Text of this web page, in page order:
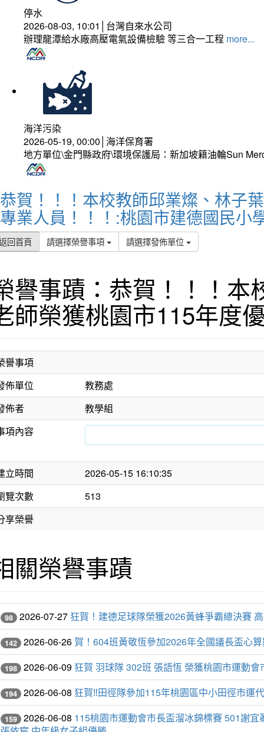
停水
2026-08-03, 10:01│台灣自來水公司
辦理龍潭給水廠高壓電氣設備檢驗 等三合一工程 more...
海洋污染
2026-05-19, 00:00│海洋保育署
地方單位\金門縣政府\環境保護局：新加坡籍油輪Sun
恭賀！！！本校教師邱業燦、林子
專業人員！！！:桃園市建德國民小
回首頁 請選擇榮譽事項 請選擇發佈單位
譽事蹟：恭賀！！！本
師榮獲桃園市115年度
譽事項
佈單位
教務處
佈者
教學組
項內容
立時間
2026-05-15 16:10:35
覽次數
513
享榮譽
關榮譽事蹟
98 2026-07-27 狂賀！建德足球隊榮獲2026黃蜂爭霸總決賽
142 2026-06-26賀！604班黃敬恆參加2026年全國議長盃心
198 2026-06-09 狂賀 羽球隊 302班 張語恆 榮獲桃園市運動
194 2026-06-08 狂賀‼️田徑隊參加115年桃園區中小田徑市運
159 2026-06-08 115桃園市運動會市長盃溜冰錦標賽 501謝